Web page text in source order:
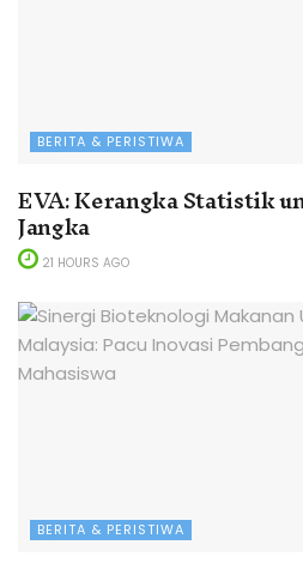
BERITA & PERISTIWA
EVA: Kerangka Statistik
Jangka
21 HOURS AGO
BERITA & PERISTIWA